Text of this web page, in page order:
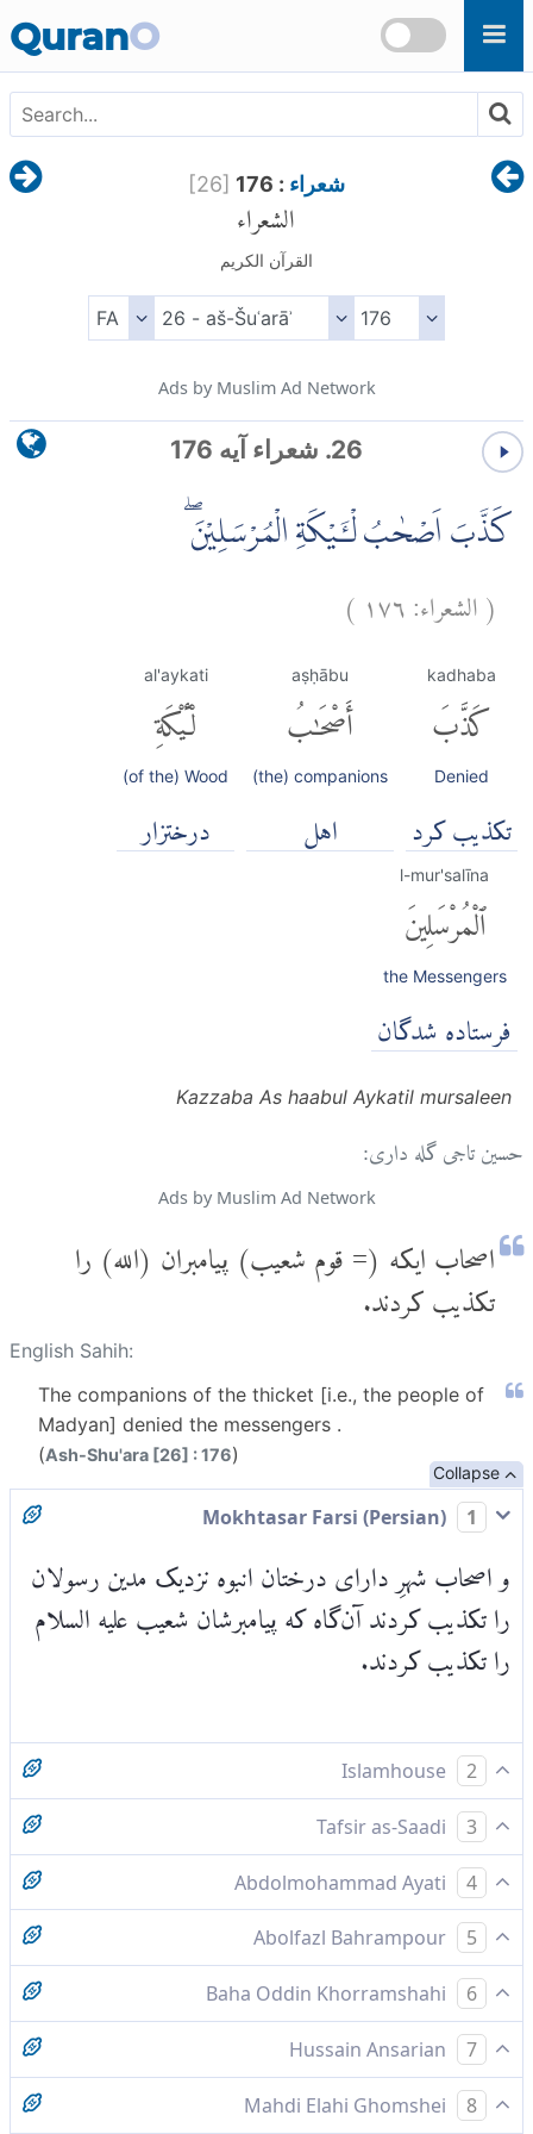
QuranO
[26] شعراء : 176
الشعراء
القرآن الكريم
Ads by Muslim Ad Network
26. شعراء آیه 176
كَذَّبَ اَصْحٰبُ لْـَٔيْكَةِ الْمُرْسَلِيْنَ ۖ
(الشعراء:١٧٦ )
kadhaba
كَذَّبَ
Denied
تکذیب کرد
aṣḥābu
أَصْحَٰبُ
(the) companions
اهل
al'aykati
لْـَٔيْكَةِ
(of the) Wood
درختزار
l-mur'salīna
ٱلْمُرْسَلِينَ
the Messengers
فرستاده شدگان
Kazzaba As haabul Aykatil mursaleen
حسین تاجی گله داری:
Ads by Muslim Ad Network
اصحاب ایکه (= قوم شعیب) پیامبران (الله) را
تکذیب کردند.
English Sahih:
The companions of the thicket [i.e., the people of
Madyan] denied the messengers .
(Ash-Shu'ara [26] : 176)
Collapse
1
و اصحاب شهرِ دارای درختان انبوه نزدیک مدین رسولان
را تکذیب کردند آن‌گاه که پیامبرشان شعیب علیه السلام
را تکذیب کردند.
2
اصحاب اَیکه [نیز] پیامبران را دروغگو انگاشتند.
3
Please check ayah 26:191 for complete
tafsir.
4
مردم اَيكه پيامبران را تكذيب كردند
5
اهل «ايكه» فرستادگان را تكذيب كردند
6
اصحاب ایکه [هم‌] پیامبران را دروغگو انگاشتند
7
مردم اَیکه پیامبران را تکذیب کردند،
8